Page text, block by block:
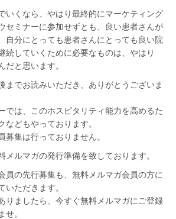
いくなら、やはり最終的にマーケティング
セミナーに参加せずとも、良い患者さんが
自分にとっても患者さんにとっても良い院
続していくために必要なものは、やはり
だと思います。
までお読みいただき、ありがとうございま
では、このホスピタリティ能力を高めるた
などもやっております。
募集は行っておりません。
メルマガの発行準備を致しております。
員の先行募集も、無料メルマガ会員の方に
いただきます。
りましたら、今すぐ無料メルマガにご登録
せ。